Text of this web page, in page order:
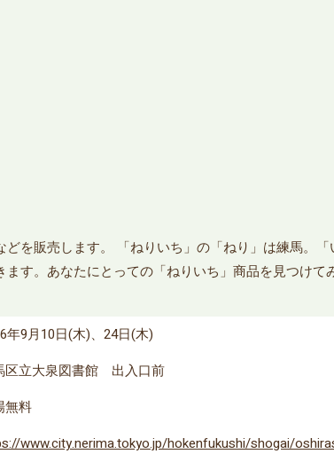
を販売します。 「ねりいち」の「ねり」は練馬。
す。あなたにとっての「ねりいち」商品を見つけ
年9月10日(木)、24日(木)
区立大泉図書館 出入口前
無料
www.city.nerima.tokyo.jp/hokenfukushi/shogai/